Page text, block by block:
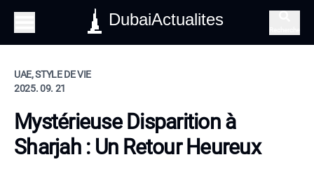
DubaiActualites
UAE, STYLE DE VIE
2025. 09. 21
Mystérieuse Disparition à
Sharjah : Un Retour Heureux